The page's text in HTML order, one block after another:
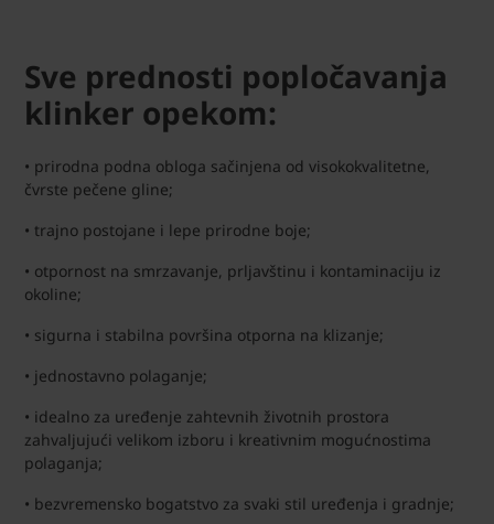
Sve prednosti popločavanja
klinker opekom:
• prirodna podna obloga sačinjena od visokokvalitetne,
čvrste pečene gline;
• trajno postojane i lepe prirodne boje;
• otpornost na smrzavanje, prljavštinu i kontaminaciju iz
okoline;
• sigurna i stabilna površina otporna na klizanje;
• jednostavno polaganje;
• idealno za uređenje zahtevnih životnih prostora
zahvaljujući velikom izboru i kreativnim mogućnostima
polaganja;
• bezvremensko bogatstvo za svaki stil uređenja i gradnje;